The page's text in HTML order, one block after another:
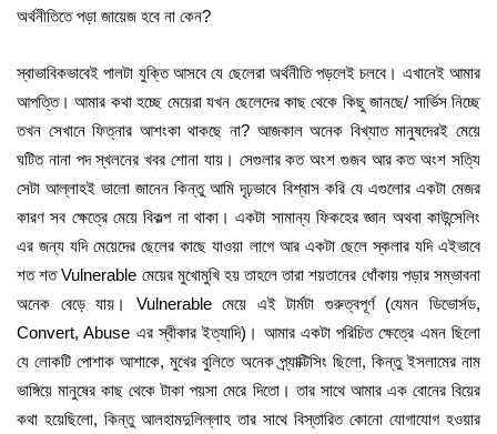
অর্থনীতিতে পড়া জায়েজ হবে না কেন?
স্বাভাবিকভাবেই পালটা যুক্তি আসবে যে ছেলেরা অর্থনীতি পড়লেই চলবে। এখানেই আমার
আপত্তি। আমার কথা হচ্ছে মেয়েরা যখন ছেলেদের কাছ থেকে কিছু জানছে/ সার্ভিস নিচ্ছে
তখন সেখানে ফিত্নার আশংকা থাকছে না? আজকাল অনেক বিখ্যাত মানুষদেরই মেয়ে
ঘটিত নানা পদ স্খলনের খবর শোনা যায়। সেগুলার কত অংশ গুজব আর কত অংশ সত্যি
সেটা আল্লাহই ভালো জানেন কিন্তু আমি দৃঢ়ভাবে বিশ্বাস করি যে এগুলোর একটা মেজর
কারণ সব ক্ষেত্রে মেয়ে বিকল্প না থাকা। একটা সামান্য ফিকহের জ্ঞান অথবা কাউন্সেলিং
এর জন্য যদি মেয়েদের ছেলের কাছে যাওয়া লাগে আর একটা ছেলে স্কলার যদি এইভাবে
শত শত Vulnerable মেয়ের মুখোমুখি হয় তাহলে তারা শয়তানের ধোঁকায় পড়ার সম্ভাবনা
অনেক বেড়ে যায়। Vulnerable মেয়ে এই টার্মটা গুরুত্বপূর্ণ (যেমন ডিভোর্সড,
Convert, Abuse এর স্বীকার ইত্যাদি)। আমার একটা পরিচিত ক্ষেত্রে এমন ছিলো
যে লোকটি পোশাক আশাকে, মুখের বুলিতে অনেক প্র্যাক্টিসিং ছিলো, কিন্তু ইসলামের নাম
ভাঙ্গিয়ে মানুষের কাছ থেকে টাকা পয়সা মেরে দিতো। তার সাথে আমার এক বোনের বিয়ের
কথা হয়েছিলো, কিন্তু আলহামদুলিল্লাহ তার সাথে বিস্তারিত কোনো যোগাযোগ হওয়ার